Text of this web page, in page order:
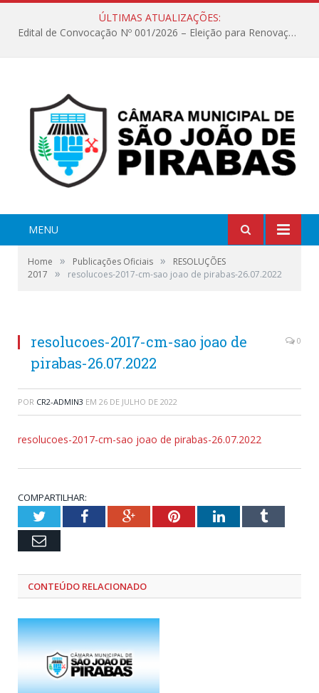
ÚLTIMAS ATUALIZAÇÕES:
Edital de Convocação Nº 001/2026 – Eleição para Renovação da Mesa Diretora – Biênio 2027/2028
MENU
Home » Publicações Oficiais »
RESOLUÇÕES
2017
» resolucoes-2017-cm-sao joao de pirabas-26.07.2022
resolucoes-2017-cm-sao joao de
pirabas-26.07.2022
0
POR CR2-ADMIN3 EM 26 DE JULHO DE 2022
resolucoes-2017-cm-sao joao de pirabas-26.07.2022
COMPARTILHAR:
TwitterFacebookGoogle+PinterestLinkedInTumblr
Email
CONTEÚDO RELACIONADO